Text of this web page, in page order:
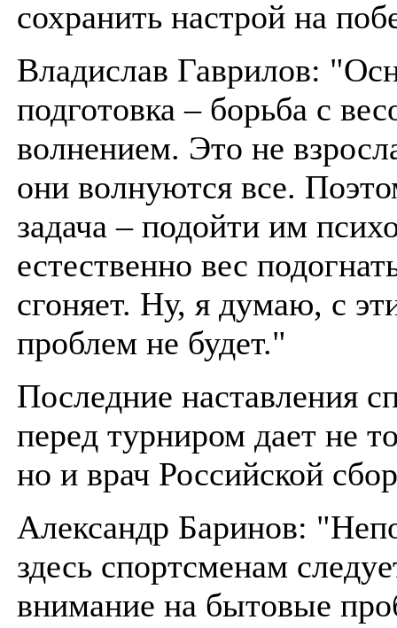
сохранить настрой на
Владислав Гаврилов:
подготовка – борьба с
волнением. Это не
они волнуются все.
задача – подойти им
естественно вес
сгоняет. Ну, я думаю, с
проблем не будет."
Последние наставления
перед турниром дает не
но и врач Российской
Александр Баринов:
здесь спортсменам
внимание на бытовые